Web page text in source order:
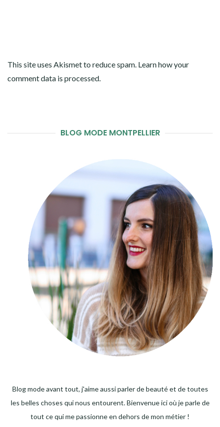
This site uses Akismet to reduce spam. Learn how your
comment data is processed
BLOG MODE MONTPELLIER
Blog mode avant tout, j'aime aussi parler de beauté et de toutes
les belles choses qui nous entourent. Bienvenue ici où je parle de
tout ce qui me passionne en dehors de mon métier !